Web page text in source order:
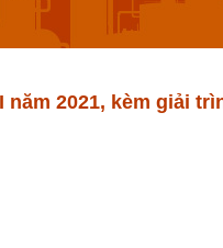
năm 2021, kèm giải